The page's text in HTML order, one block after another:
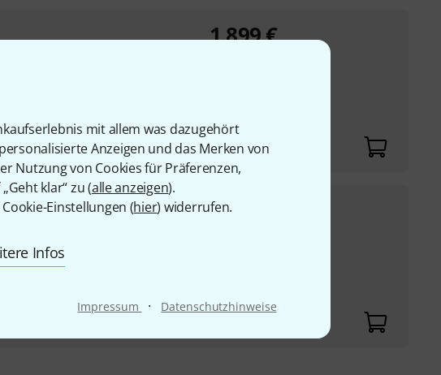
mit allem was dazugehört
Anzeigen und das Merken von
Nutzung von Cookies für Präferenzen,
klar“ zu (alle anzeigen).
Einstellungen (hier) widerrufen.
Infos
Impressum · Datenschutzhinweise
1.899€
V / 8 Ohm, 2 x 234 W 16 Ohm
1.599